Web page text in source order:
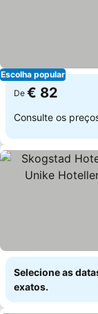
Escolha popular
De € 82
Consulte os
Selecione as
exatos.